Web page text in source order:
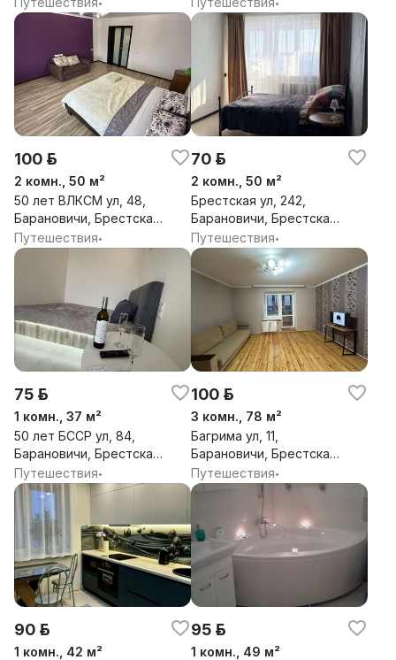
• •
100 р.
2 комн., 50 м²
50 лет ВЛКСМ ул, 48,
Барановичи, Брестская
обл.
Путешествия•
70 р.
2 комн., 50 м²
Брестская ул, 242,
Барановичи, Брестская
обл.
Путешествия•
75 р.
1 комн., 37 м²
50 лет БССР ул, 84,
Барановичи, Брестская
обл.
Путешествия•
100 р.
3 комн., 78 м²
Багрима ул, 11,
Барановичи, Брестская
обл.
Путешествия•
90 р.
1 комн., 42 м²
95 р.
1 комн., 49 м²